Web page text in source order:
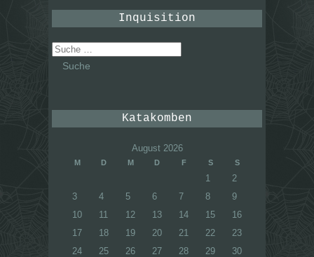
Inquisition
Suche
nach:
Katakomben
August 2026
M D M D F S S
1
2
3
4 5 6 7 8
9
10
11 12 13 14 15
16
17
18 19 20 21 22
23
24
25 26 27 28 29
30